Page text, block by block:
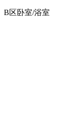
B区卧室/浴室